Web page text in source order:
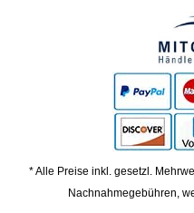
* Alle Preise inkl. gesetzl.
Nachnahmegebühren,